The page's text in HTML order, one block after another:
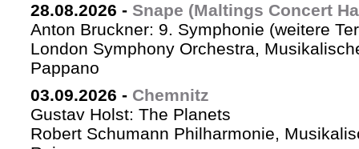
28.08.2026 - Snape (Maltings Concert
Anton Bruckner: 9. Symphonie (weitere
London Symphony Orchestra,
Pappano
03.09.2026 - Chemnitz
Gustav Holst: The Planets
Robert Schumann Philharmonie,